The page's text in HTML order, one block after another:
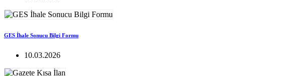
GES İhale Sonucu Bilgi Formu
10.03.2026